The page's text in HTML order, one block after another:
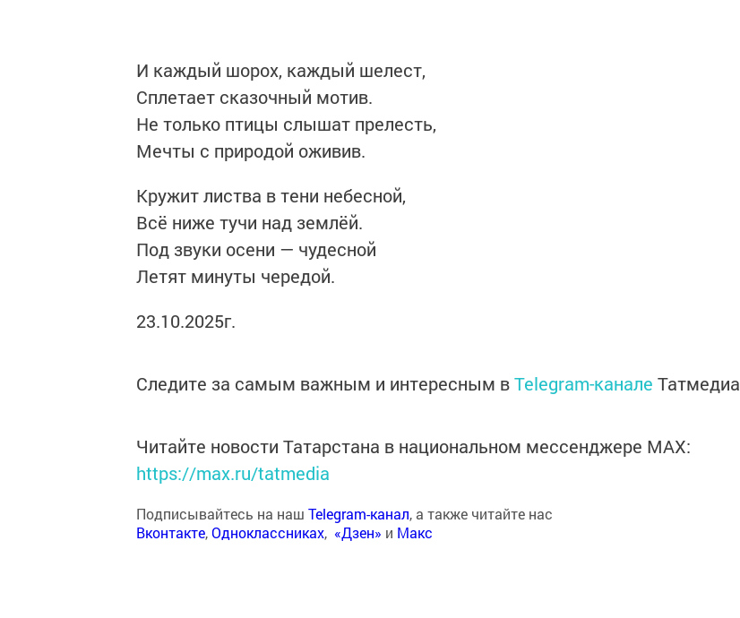
И каждый шорох, каждый шелест,
Сплетает сказочный мотив.
Не только птицы слышат прелесть,
Мечты с природой оживив.
Кружит листва в тени небесной,
Всё ниже тучи над землёй.
Под звуки осени — чудесной
Летят минуты чередой.
23.10.2025г.
Следите за самым важным и интересным вTelegram-канале Татмедиа
Читайте новости Татарстана в национальном мессенджере MАХ:
https://max.ru/tatmedia
Подписывайтесь на наш Telegram-канал, а также читайте нас
Вконтакте,Одноклассниках, «Дзен» и Макс